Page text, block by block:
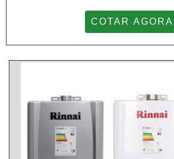
qualidade e comprometimento,
COTAR AGORA